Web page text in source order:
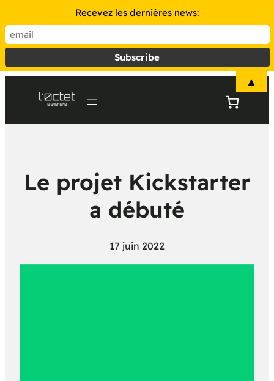
Le projet Kickstarter
a débuté
17 juin 2022
Recevez les dernières news:
▲